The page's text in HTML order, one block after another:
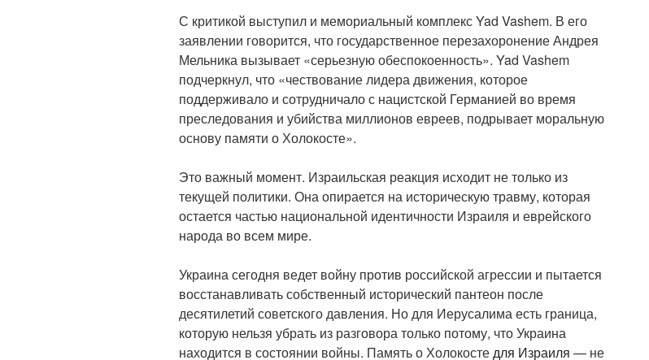
С критикой выступил и мемориальный комплекс Yad Vashem. В его
заявлении говорится, что государственное перезахоронение Андрея
Мельника вызывает «серьезную обеспокоенность». Yad Vashem
подчеркнул, что «чествование лидера движения, которое
поддерживало и сотрудничало с нацистской Германией во время
преследования и убийства миллионов евреев, подрывает моральную
основу памяти о Холокосте».
Это важный момент. Израильская реакция исходит не только из
текущей политики. Она опирается на историческую травму, которая
остается частью национальной идентичности Израиля и еврейского
народа во всем мире.
Украина сегодня ведет войну против российской агрессии и пытается
восстанавливать собственный исторический пантеон после
десятилетий советского давления. Но для Иерусалима есть граница,
которую нельзя убрать из разговора только потому, что Украина
находится в состоянии войны. Память о Холокостедля Израиля — не